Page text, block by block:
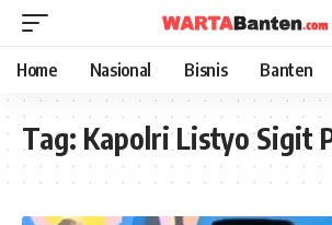
Home Nasional Bisnis Banten
Tag: Kapolri Listyo Sigit